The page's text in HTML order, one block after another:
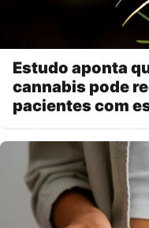
Estudo aponta
cannabis pode
pacientes com